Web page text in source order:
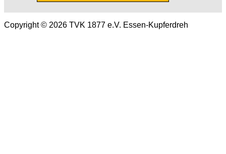
Copyright © 2026 TVK 1877 e.V. Essen-Kupferdreh